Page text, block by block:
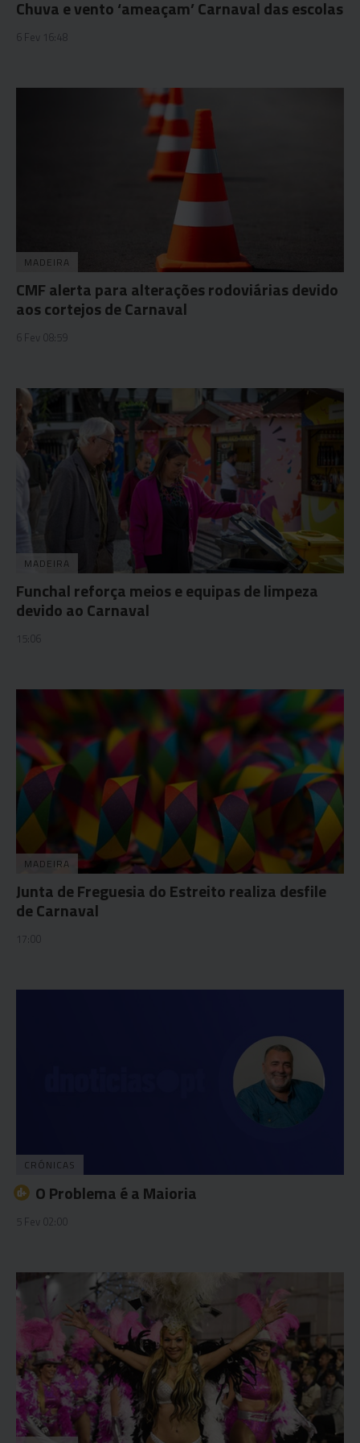
Chuva e vento ‘ameaçam’ Carnaval das escolas
6 Fev 16:48
MADEIRA
CMF alerta para alterações rodoviárias devido
aos cortejos de Carnaval
6 Fev 08:59
MADEIRA
Funchal reforça meios e equipas de limpeza
devido ao Carnaval
15:06
MADEIRA
Junta de Freguesia do Estreito realiza desfile
de Carnaval
17:00
CRÓNICAS
O Problema é a Maioria
5 Fev 02:00